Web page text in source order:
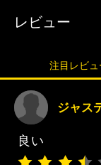
レビュー
注目レビュ
ジャス
良い